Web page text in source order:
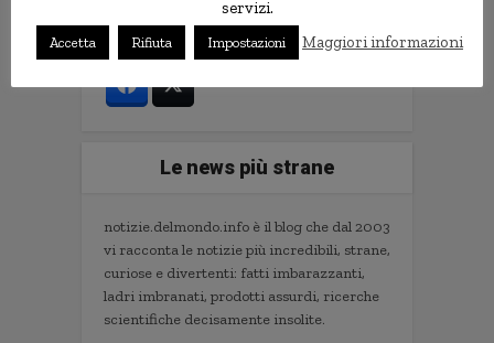
Follow us
Le news più strane
notizie.delmondo.info è il blog che dal 2003
vi racconta le notizie più incredibili, strane,
curiose e divertenti: fatti imbarazzanti,
ladri imbranati, prodotti assurdi, ricerche
scientifiche decisamente insolite.
servizi.
Accetta Rifiuta Impostazioni Maggiori informazioni